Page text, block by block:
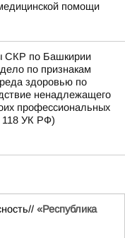
помощи
СКР по Башкирии
по признакам
здоровью по
ненадлежащего
профессиональных
118 УК РФ)
«Республика